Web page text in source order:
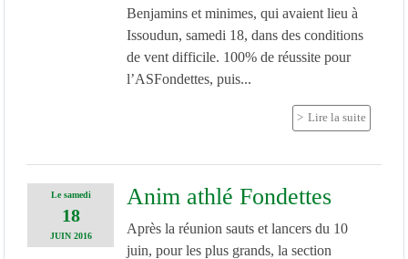
Benjamins et minimes, qui avaient lieu à
Issoudun, samedi 18, dans des conditions
de vent difficile. 100% de réussite pour
l’ASFondettes, puis...
Lire la suite
Lesamedi
18
JUIN 2016
Anim athlé Fondettes
Après la réunion sauts et lancers du 10
juin, pour les plus grands, la section